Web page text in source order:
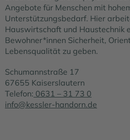
Angebote für Menschen mit
Unterstützungsbedarf. Hier
Hauswirtschaft und Haustechnik
Bewohner*innen Sicherheit,
Lebensqualität zu geben.
Schumannstraße 17
67655 Kaiserslautern
Telefon: 0631 – 31 73 0
info@kessler-handorn.de